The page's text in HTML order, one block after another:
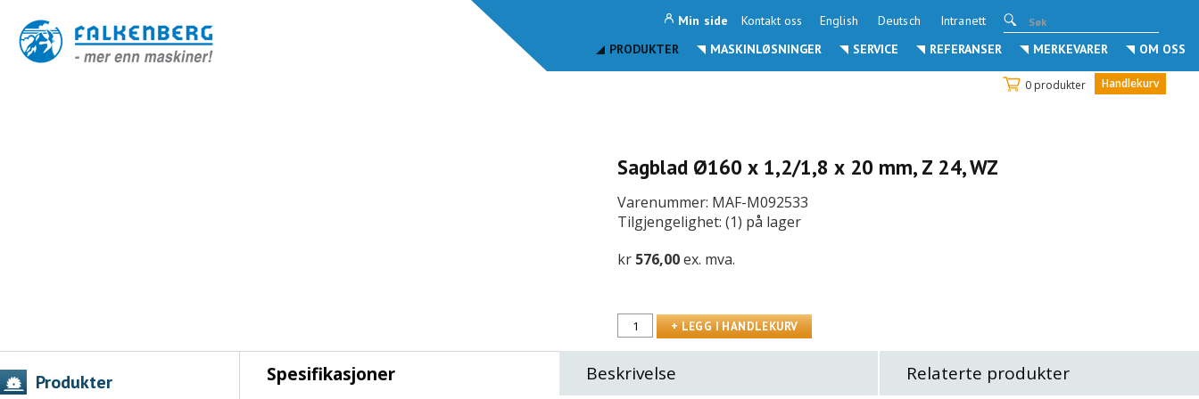
English Deutsch Intranett
Kontakt oss
Min side
PRODUKTER
MASKINLØSNINGER SERVICE REFERANSER MERKEVARER OM OSS
0 produkter Handlekurv
Sagblad Ø160 x 1,2/1,8 x 20 mm, Z 24, WZ
Varenummer: MAF-M092533
Tilgjengelighet: (1) på lager
kr 576,00ex. mva.
Produkter Spesifikasjoner Beskrivelse Relaterte produkter